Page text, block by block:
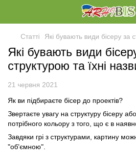
Статті Які бувають види бісеру за
Які бувають види
структурою та їхні
21 червня 2021
Як ви підбираєте бісер до проектів?
Звертаєте увагу на структуру бісеру
потрібного кольору з того, що є в
Завдяки грі з структурами, картину
"об'ємною".